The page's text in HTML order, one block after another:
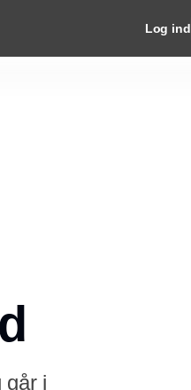
Log ind
går i